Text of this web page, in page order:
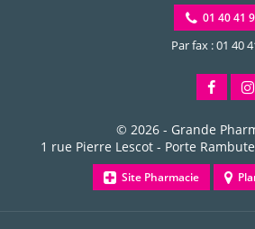
01 40 41
Par fax : 01 40
© 2026 - Grande
1 rue Pierre Lescot - Porte
Site Pharmacie